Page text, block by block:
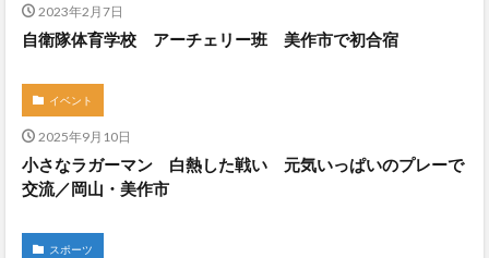
2023年2月7日
自衛隊体育学校 アーチェリー班 美作市で初合宿
イベント
2025年9月10日
小さなラガーマン 白熱した戦い 元気いっぱいのプレーで
交流／岡山・美作市
スポーツ